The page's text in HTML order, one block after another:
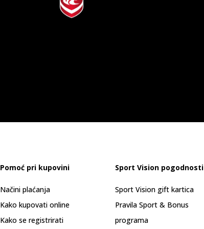
Pomoć pri kupovini
Načini plaćanja
Kako kupovati online
Kako se registrirati
Sport Vision pogodnosti
Sport Vision gift kartica
Pravila Sport & Bonus
programa